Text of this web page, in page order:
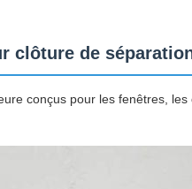
clôture de
conçus pour les fenêtres,